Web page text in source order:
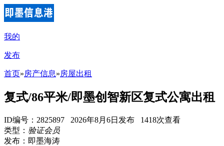
我的
发布
首页»房产信息»房屋出租
复式/86平米/即墨创智新区复式公寓出租
ID编号：2825897 2026年8月6日发布 1418次查看
类型： 验证会员
发布：即墨海涛